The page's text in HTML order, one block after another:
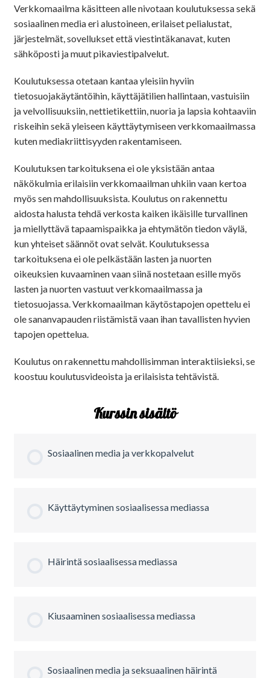
Verkkomaailma käsitteen alle nivotaan koulutuksessa sekä
sosiaalinen media eri alustoineen, erilaiset pelialustat,
järjestelmät, sovellukset että viestintäkanavat, kuten
sähköposti ja muut pikaviestipalvelut.
Koulutuksessa otetaan kantaa yleisiin hyviin
tietosuojakäytäntöihin, käyttäjätilien hallintaan, vastuisiin
ja velvollisuuksiin, nettietikettiin, nuoria ja lapsia kohtaaviin
riskeihin sekä yleiseen käyttäytymiseen verkkomaailmassa
kuten mediakriittisyyden rakentamiseen.
Koulutuksen tarkoituksena ei ole yksistään antaa
näkökulmia erilaisiin verkkomaailman uhkiin vaan kertoa
myös sen mahdollisuuksista. Koulutus on rakennettu
aidosta halusta tehdä verkosta kaiken ikäisille turvallinen
ja miellyttävä tapaamispaikka ja ehtymätön tiedon väylä,
kun yhteiset säännöt ovat selvät. Koulutuksessa
tarkoituksena ei ole pelkästään lasten ja nuorten
oikeuksien kuvaaminen vaan siinä nostetaan esille myös
lasten ja nuorten vastuut verkkomaailmassa ja
tietosuojassa. Verkkomaailman käytöstapojen opettelu ei
ole sananvapauden riistämistä vaan ihan tavallisten hyvien
tapojen opettelua.
Koulutus on rakennettu mahdollisimman interaktiisieksi, se
koostuu koulutusvideoista ja erilaisista tehtävistä.
Kurssin sisältö
Sosiaalinen media ja verkkopalvelut
Käyttäytyminen sosiaalisessa mediassa
Häirintä sosiaalisessa mediassa
Kiusaaminen sosiaalisessa mediassa
Sosiaalinen media ja seksuaalinen häirintä